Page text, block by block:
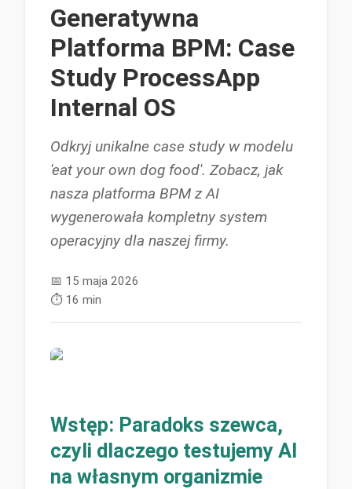
Generatywna
Platforma BPM: Case
Study ProcessApp
Internal OS
Odkryj unikalne case study w modelu
'eat your own dog food'. Zobacz, jak
nasza platforma BPM z AI
wygenerowała kompletny system
operacyjny dla naszej firmy.
📅 15 maja 2026
⏱️ 16 min
Wstęp: Paradoks szewca,
czyli dlaczego testujemy AI
na własnym organizmie